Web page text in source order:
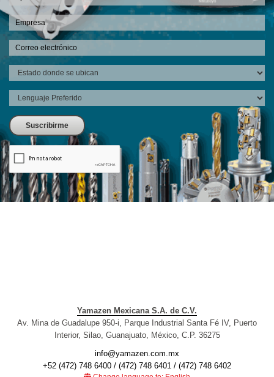
Yamazen Mexicana S.A. de C.V.
Av. Mina de Guadalupe 950-i, Parque Industrial Santa Fé IV, Puerto
Interior, Silao, Guanajuato, México, C.P. 36275
info@yamazen.com.mx
+52 (472) 748 6400 / (472) 748 6401 / (472) 748 6402